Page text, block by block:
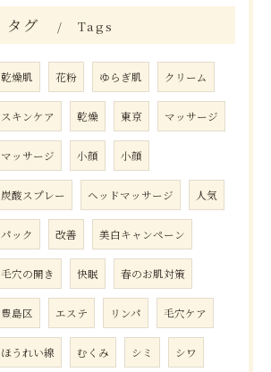
タグ Tags
乾燥肌 花粉 ゆらぎ肌 クリーム
スキンケア 乾燥 東京 マッサージ
マッサージ 小顔 小顔
炭酸スプレー ヘッドマッサージ 人気
パック 改善 美白キャンペーン
毛穴の開き 快眠 春のお肌対策
豊島区 エステ リンパ 毛穴ケア
ほうれい線 むくみ シミ シワ